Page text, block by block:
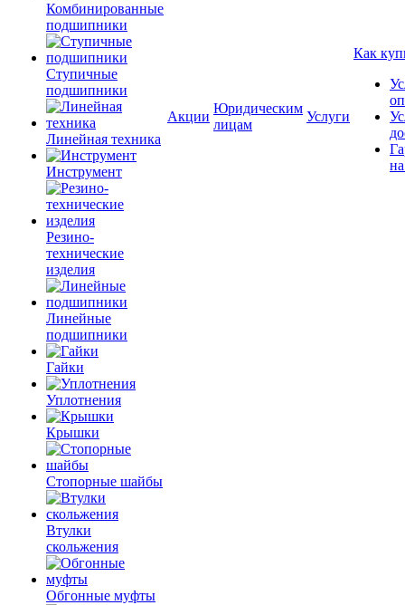
Комбинированные
подшипники
Ступичные
подшипники
Линейная техника
Инструмент
Резино-
технические
изделия
Линейные
подшипники
Гайки
Уплотнения
Крышки
Стопорные шайбы
Втулки
скольжения
Обгонные муфты
Акции
Юридическим
лицам
Услуги
Как